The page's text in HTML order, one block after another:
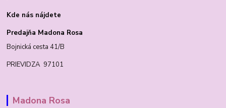
Kde nás nájdete
Predajňa Madona Rosa
Bojnická cesta 41/B
PRIEVIDZA 97101
Madona Rosa